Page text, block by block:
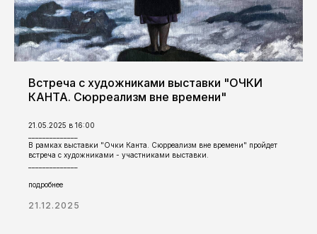
Встреча с художниками выставки "ОЧКИ
КАНТА. Сюрреализм вне времени"
21.05.2025 в 16:00
В рамках выставки "Очки Канта. Сюрреализм вне времени" пройдет
встреча с художниками - участниками выставки.
подробнее
21.12.2025